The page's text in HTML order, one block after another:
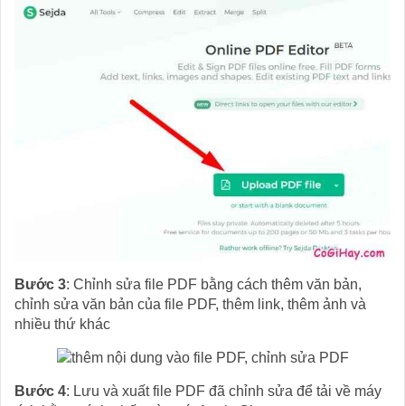
Bước 3: Chỉnh sửa file PDF bằng cách thêm văn bản,
chỉnh sửa văn bản của file PDF, thêm link, thêm ảnh và
nhiều thứ khác
Bước 4: Lưu và xuất file PDF đã chỉnh sửa để tải về máy